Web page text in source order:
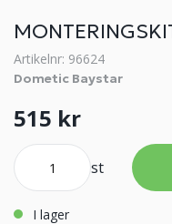
Artikelnr: 96624
Dometic Baystar
515 kr
st
i lager